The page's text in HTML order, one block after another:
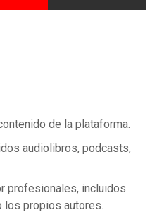
de la plataforma.
audiolibros, podcasts,
profesionales, incluidos
los propios autores.